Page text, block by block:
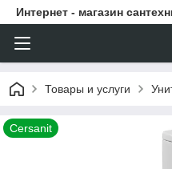
Интернет - магазин
Товары и услуги
Cersanit